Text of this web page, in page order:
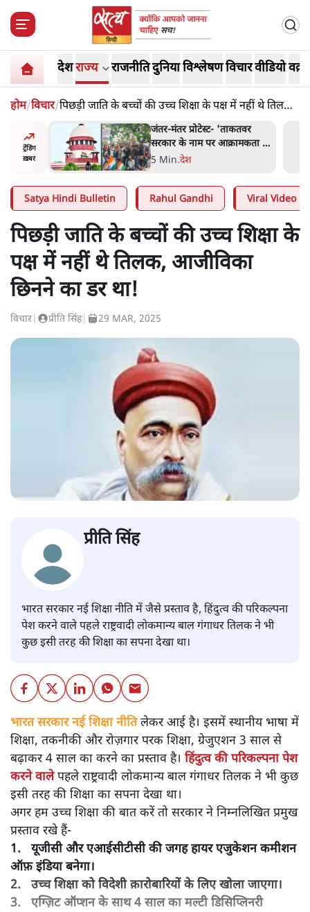
देशराज्य राजनीतिदुनियाविश्लेषणविचारवीडियो
होम/विचार/पिछड़ी जाति के बच्चों की उच्च शिक्षा के पक्ष में नहीं थे तिलक,
आजीविका छिनने का डर था!
ट्रेंडिंग
ख़बर
'ताकतवर
पर आक्रामकता न
जेन जी को सुने':
जंतर मंतर प्रोटेस्ट: 'युवाओं को
प्रताड़ित किया जा रहा है, पर मोदी-
शाह में बोलने की हिम्मत नहीं'-
7 Min
Satya Hindi Bulletin Rahul Gandhi Viral Video
पिछड़ी जाति के बच्चों की उच्च शिक्षा के
पक्ष में नहीं थे तिलक, आजीविका
छिनने का डर था!
विचार प्रीति सिंह| 29 MAR, 2025
प्रीति सिंह
भारत सरकार नई शिक्षा नीति में जैसे प्रस्ताव है, हिंदुत्व की परिकल्पना
पेश करने वाले पहले राष्ट्रवादी लोकमान्य बाल गंगाधर तिलक ने भी
कुछ इसी तरह की शिक्षा का सपना देखा था।
भारत सरकार नई शिक्षा नीति लेकर आई है। इसमें स्थानीय भाषा में
शिक्षा, तकनीकी और रोज़गार परक शिक्षा, ग्रेजुएशन 3 साल से
बढ़ाकर 4 साल का करने का प्रस्ताव है। हिंदुत्व की परिकल्पना पेश
करने वालेपहले राष्ट्रवादी लोकमान्य बाल गंगाधर तिलक ने भी कुछ
इसी तरह की शिक्षा का सपना देखा था।
अगर हम उच्च शिक्षा की बात करें तो सरकार ने निम्नलिखित प्रमुख
प्रस्ताव रखे हैं-
1. यूजीसी और एआईसीटीसी की जगह हायर एजुकेशन कमीशन
ऑफ़ इंडिया बनेगा।
2. उच्च शिक्षा को विदेशी क़ारोबारियों के लिए खोला जाएगा।
3. एग्ज़िट ऑप्शन के साथ 4 साल का मल्टी डिसिप्लिनरी